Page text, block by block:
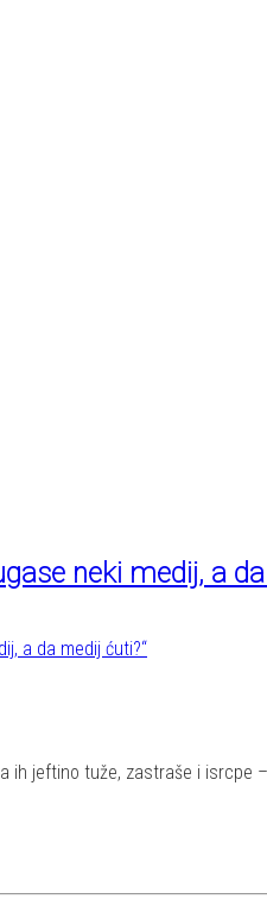
neki medij, a
ih jeftino tuže, zastraše i